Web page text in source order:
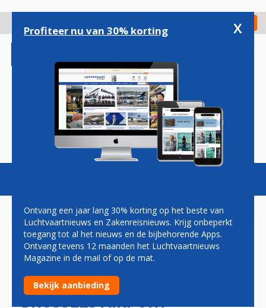
gaan
Check in
Magazine Podcasts Vacatures
SUNWEB: NU OOK
VAKANTIEVLUCHTEN VANAF
WEEZE EN UITBREIDING OP
BRUSSELS AIRPORT
Profiteer nu van 30% korting x
Ontvang een jaar lang 30% korting op het beste van
Luchtvaartnieuws en Zakenreisnieuws. Krijg onbeperkt
toegang tot al het nieuws en de bijbehorende Apps.
Ontvang tevens 12 maanden het Luchtvaartnieuws
Magazine in de mail of op de mat.
Bekijk aanbieding